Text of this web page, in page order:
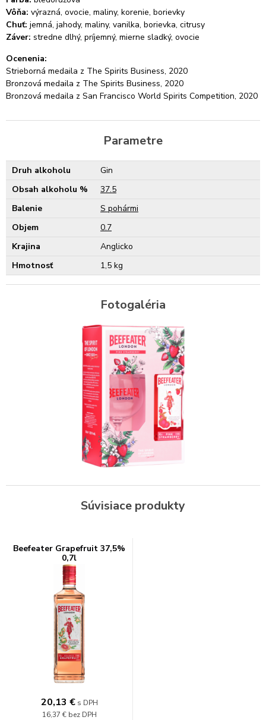
Vôňa: výrazná, ovocie, maliny, korenie, borievky
Chuť: jemná, jahody, maliny, vanilka, borievka, citrusy
Záver: stredne dlhý, príjemný, mierne sladký, ovocie
Ocenenia:
Strieborná medaila z The Spirits Business, 2020
Bronzová medaila z The Spirits Business, 2020
Bronzová medaila z San Francisco World Spirits Competition, 2020
Parametre
Druh alkoholu
Gin
Obsah alkoholu %
37.5
Balenie
S pohármi
Objem
0.7
Krajina
Anglicko
Hmotnosť
1,5 kg
Fotogaléria
Súvisiace produkty
Beefeater Grapefruit 37,5%
0,7l
20,13 € s DPH
16,37 € bez DPH